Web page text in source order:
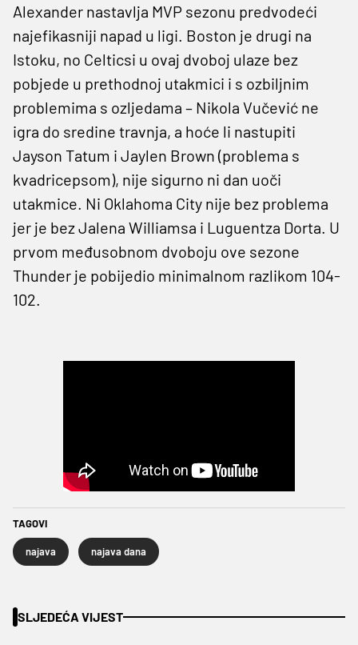
Alexander nastavlja MVP sezonu predvodeći
najefikasniji napad u ligi. Boston je drugi na
Istoku, no Celticsi u ovaj dvoboj ulaze bez
pobjede u prethodnoj utakmici i s ozbiljnim
problemima s ozljedama – Nikola Vučević ne
igra do sredine travnja, a hoće li nastupiti
Jayson Tatum i Jaylen Brown (problema s
kvadricepsom), nije sigurno ni dan uoči
utakmice. Ni Oklahoma City nije bez problema
jer je bez Jalena Williamsa i Luguentza Dorta. U
prvom međusobnom dvoboju ove sezone
Thunder je pobijedio minimalnom razlikom 104-
102.
TAGOVI
najava najava dana
SLJEDEĆA VIJEST